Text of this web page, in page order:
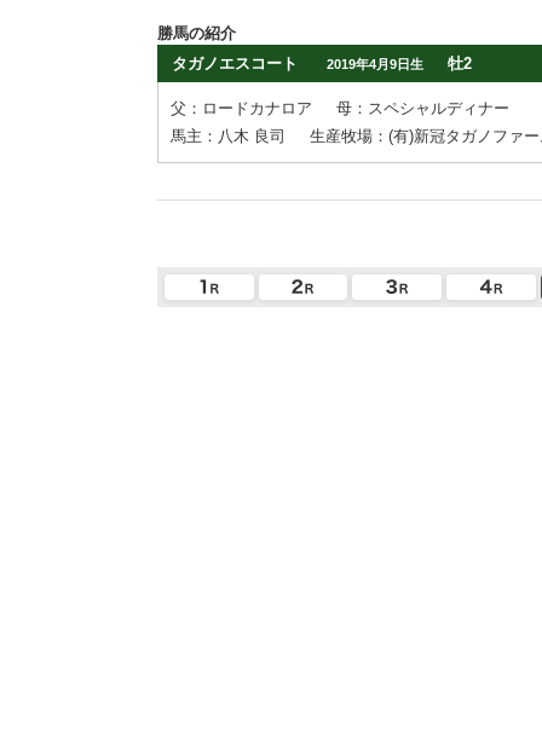
勝馬の紹介
タガノエスコート
2019年4月9日生 牡2
父：ロードカナロア
母：スペシャルディナー
馬主：八木 良司
生産牧場：(有)新冠タガノファ